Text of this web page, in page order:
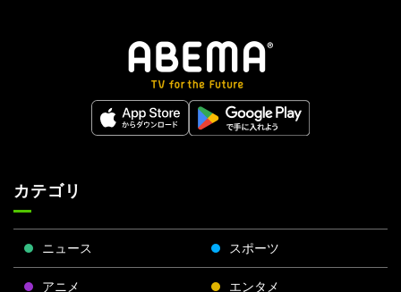
カテゴリ
ニュース スポーツ
アニメ エンタメ